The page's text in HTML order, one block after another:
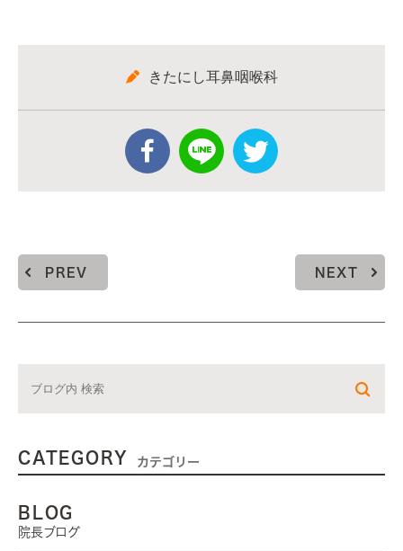
きたにし耳鼻咽喉科
PREV NEXT
CATEGORY カテゴリー
BLOG
院長ブログ